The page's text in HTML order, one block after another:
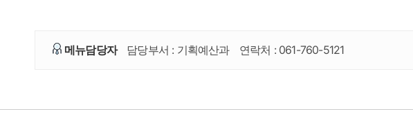
메뉴담당자 담당부서 : 기획예산과 연락처 : 061-760-5121